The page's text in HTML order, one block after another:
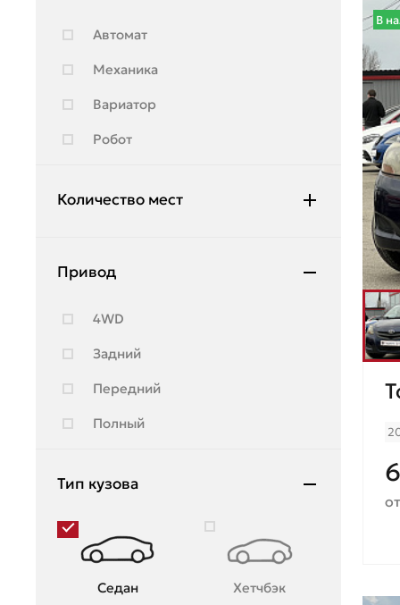
Автомат
Механика
Вариатор
Робот
Количество мест
6
7
8
9
Привод
4WD
Задний
Передний
Полный
Тип кузова
Седан Хетчбэк
В